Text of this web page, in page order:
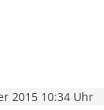
2015 10:34 Uhr